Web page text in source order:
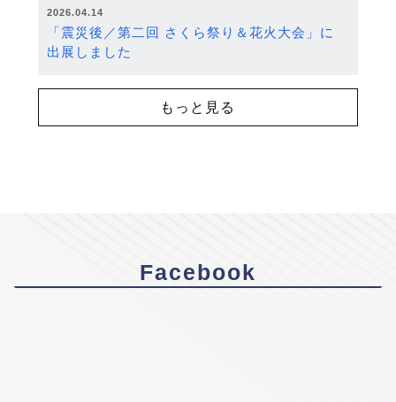
2026.04.14
「震災後／第二回 さくら祭り＆花火大会」に
出展しました
もっと見る
Facebook